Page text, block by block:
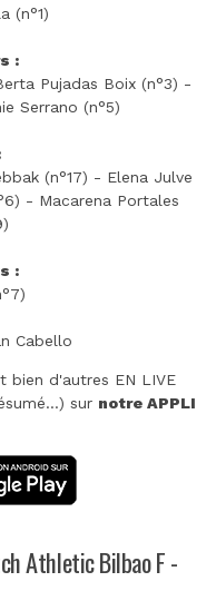
(n°1)
:
Pujadas Boix (n°3) -
Serrano (n°5)
(n°17) - Elena Julve
- Macarena Portales
:
Cabello
d'autres EN LIVE
sur notre APPLI
Athletic Bilbao F -